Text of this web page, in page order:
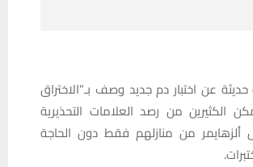
عن اختبار دم جديد وصف بـ”الاختراق
الكثيرين من رصد العلامات التحذيرية
ألزهايمر من منازلهم فقط دون الحاجة